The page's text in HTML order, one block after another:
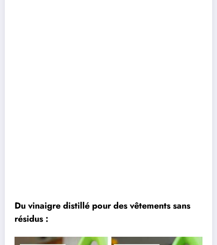
Du vinaigre distillé pour des vêtements sans
résidus :